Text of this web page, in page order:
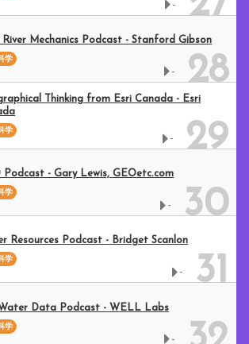
-
- 28
River Mechanics Podcast - Stanford Gibson
学
- 29
Thinking from Esri Canada - Esri
学
- 30
Podcast - Gary Lewis, GEOetc.com
学
- 31
Resources Podcast - Bridget Scanlon
学
-
Water Data Podcast - WELL Labs
学